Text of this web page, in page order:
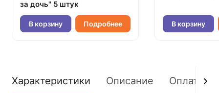
за дочь" 5 штук
В корзину Подробнее В корзину
Характеристики Описание Оплата